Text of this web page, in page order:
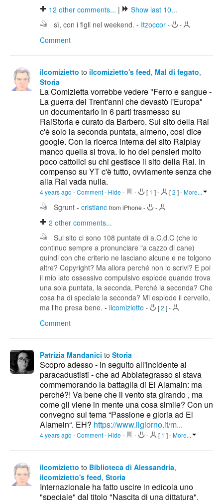
12 other comments... |
Show last 10...
sì, con i figli nel weekend. - Itzoccor - -
Comment
ilcomizietto to ilcomizietto's feed, Mal di fegato,
Storia
La Comizietta vorrebbe vedere "Ferro e sangue -
La guerra dei Trent'anni che devastò l'Europa"
un documentario in 6 parti trasmesso su
RaiStoria e curato da Barbero. Sul sito della Rai
c'è solo la seconda puntata, almeno, così dice
google. Con la ricerca interna del sito Raiplay
manco quella si trova. Io ho dei pensieri molto
poco cattolici su chi gestisce il sito della Rai. In
compenso su YT c'è tutto, ovviamente senza che
alla Rai vada nulla.
4 years ago -Comment- Hide - - [ 1 ]- [2 ]-More...
Sgrunt - cristianc from iPhone - -
2 other comments...
Sul sito ci sono 108 puntate di a.C.d.C (che io
continuo sempre a pronunciare "a cazzo di cane)
quindi con che criterio ne lasciano alcune e ne tolgono
altre? Copyright? Ma allora perché non lo scrivi? E poi
il mio lato ossessivo compulsivo esplode quando trova
una sola puntata, la seconda. Perché la seconda? Che
cosa ha di speciale la seconda? Mi esplode il cervello,
ma l'ho presa bene. - ilcomizietto - [2 ]-
Comment
Patrizia Mandanici to Storia
Scopro adesso - in seguito all'incidente ai
paracadustisti - che ad Abbiategrasso si stava
commemorando la battaglia di El Alamain: ma
perché?! Va bene che il vento sta girando , ma
come gli viene in mente una cosa simile? Con un
convegno sul tema “Passione e gloria ad El
Alamein“. EH? https://www.ilgiorno.it/m...
4 years ago -Comment- Hide - - - [ 1 ]-More...
ilcomizietto to Biblioteca di Alessandria,
ilcomizietto's feed, Storia
Internazionale ha fatto uscire in edicola uno
"speciale" dal titolo "Nascita di una dittatura".